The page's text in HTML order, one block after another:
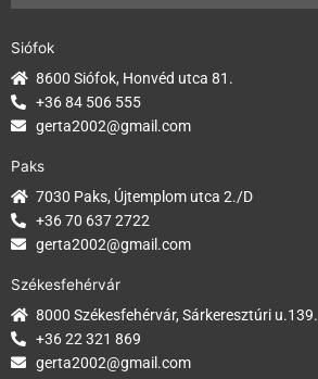
Siófok
8600 Siófok, Honvéd utca 81.
+36 84 506 555
gerta2002@gmail.com
Paks
7030 Paks, Újtemplom utca 2./D
+36 70 637 2722
gerta2002@gmail.com
Székesfehérvár
8000 Székesfehérvár, Sárkeresztúri u.139.
+36 22 321 869
gerta2002@gmail.com